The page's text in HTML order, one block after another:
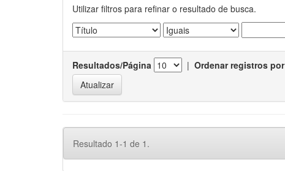
Utilizar filtros para refinar o resultado de busca.
Resultados/Página | Ordenar registros por
Resultado 1-1 de 1.